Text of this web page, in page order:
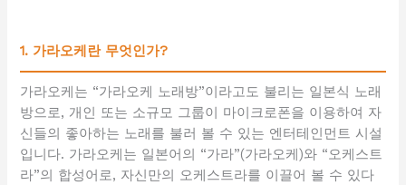
1. 가라오케란 무엇인가?
가라오케는 “가라오케 노래방”이라고도 불리는 일본식 노래
방으로, 개인 또는 소규모 그룹이 마이크로폰을 이용하여 자
신들의 좋아하는 노래를 불러 볼 수 있는 엔터테인먼트 시설
입니다. 가라오케는 일본어의 “가라”(가라오케)와 “오케스트
라”의 합성어로, 자신만의 오케스트라를 이끌어 볼 수 있다